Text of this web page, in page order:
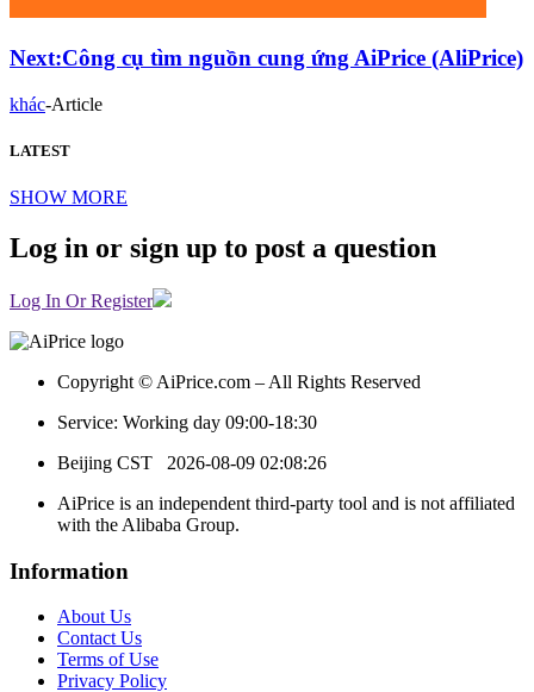
Next:Công cụ tìm nguồn cung ứng AiPrice (AliPrice)
khác-Article
LATEST
SHOW MORE
Log in or sign up to post a question
Log In Or Register
Copyright © AiPrice.com – All Rights Reserved
Service: Working day 09:00-18:30
Beijing CST 2026-08-09 02:08:26
AiPrice is an independent third-party tool and is not affiliated
with the Alibaba Group.
Information
About Us
Contact Us
Terms of Use
Privacy Policy